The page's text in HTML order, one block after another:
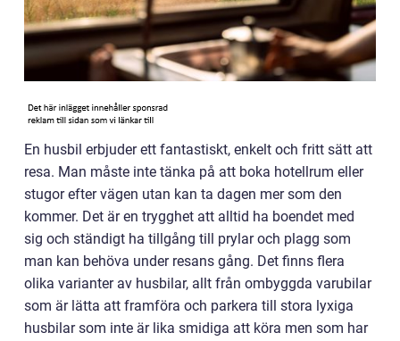
En husbil erbjuder ett fantastiskt, enkelt och fritt sätt att
resa. Man måste inte tänka på att boka hotellrum eller
stugor efter vägen utan kan ta dagen mer som den
kommer. Det är en trygghet att alltid ha boendet med
sig och ständigt ha tillgång till prylar och plagg som
man kan behöva under resans gång. Det finns flera
olika varianter av husbilar, allt från ombyggda varubilar
som är lätta att framföra och parkera till stora lyxiga
husbilar som inte är lika smidiga att köra men som har